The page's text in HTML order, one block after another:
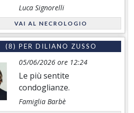
Luca Signorelli
VAI AL NECROLOGIO
(8) PER DILIANO ZUSSO
05/06/2026 ore 12:24
Le più sentite
condoglianze.
Famiglia Barbè